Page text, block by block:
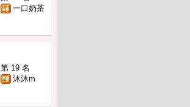
一口奶茶
第 19 名
沐沐m